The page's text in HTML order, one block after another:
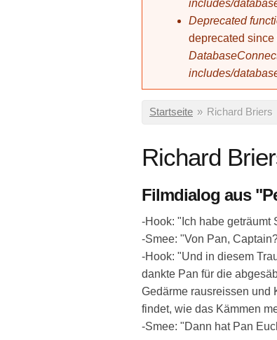
includes/
Deprecated
deprecated
includes/
Sie sind hier
Startseite » Richard Briers
Richard
Filmdialog aus
-Hook: "Ich habe geträumt
-Smee: "Von Pan,
-Hook: "Und in diesem
dankte Pan für die
Gedärme rausreissen und
findet, wie das Kämmen
-Smee: "Dann hat Pan